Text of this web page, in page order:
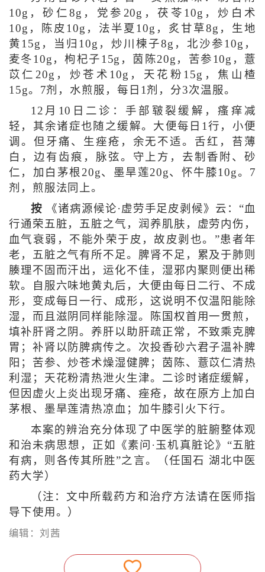
10g，砂仁8g，党参20g，茯苓10g，炒白术
10g，陈皮10g，法半夏10g，炙甘草8g，生地
黄15g，当归10g，炒川楝子8g，北沙参10g，
麦冬10g，枸杞子15g，茵陈20g，苦参10g，薏
苡仁20g，炒苍术10g，天花粉15g，焦山楂
15g。7剂，水煎服，每日1剂，分3次温服。
12月10日二诊：手部皲裂缓解，瘙痒减
轻，其余诸症也随之缓解。大便每日1行，小便
调。但牙痛、生痤疮，余无不适。舌红，苔薄
白，边有齿痕，脉弦。守上方，去制香附、砂
仁，加白茅根20g、墨旱莲20g、怀牛膝10g。7
剂，煎服法同上。
按 《诸病源候论·虚劳手足皮剥候》云：“血
行通荣五脏，五脏之气，润养肌肤，虚劳内伤，
血气衰弱，不能外荣于皮，故皮剥也。”患者年
老，五脏之气有所不足。脾肾不足，累及于肺则
腠理不固而汗出，运化不佳，湿邪内聚则便出稀
软。自服六味地黄丸后，大便由每日二行、不成
形，变成每日一行、成形，这说明不仅温阳能除
湿，而且滋阴同样能除湿。陈国权首用一贯煎，
填补肝肾之阴。养肝以助肝疏正常，不致乘克脾
胃；补肾以防脾病传之。次投香砂六君子温补脾
阳；苦参、炒苍术燥湿健脾；茵陈、薏苡仁清热
利湿；天花粉清热泄火生津。二诊时诸症缓解，
但因虚火上炎出现牙痛、痤疮，故在原方上加白
茅根、墨旱莲清热凉血；加牛膝引火下行。
本案的辨治充分体现了中医学的脏腑整体观
和治未病思想，正如《素问·玉机真脏论》“五脏
有病，则各传其所胜”之言。（任国石 湖北中医
药大学）
（注：文中所载药方和治疗方法请在医师指
导下使用。）
编辑：刘茜